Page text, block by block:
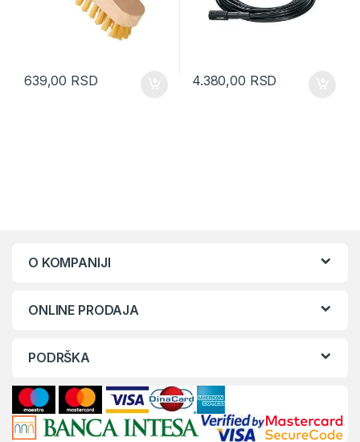
639,00 RSD 4.380,00 RSD
O KOMPANIJI
ONLINE PRODAJA
PODRŠKA